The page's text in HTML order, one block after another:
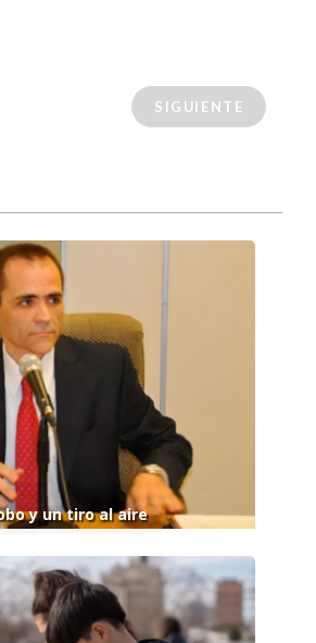
SIGUIENTE
y un tiro al aire